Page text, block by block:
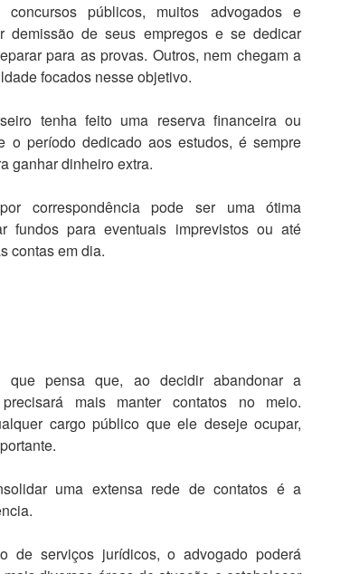
públicos, muitos advogados e
demissão de seus empregos e se dedicar
para as provas. Outros, nem chegam a
focados nesse objetivo.
tenha feito uma reserva financeira ou
o período dedicado aos estudos, é sempre
ganhar dinheiro extra.
correspondência pode ser uma ótima
fundos para eventuais imprevistos ou até
contas em dia.
que pensa que, ao decidir abandonar a
mais manter contatos no meio.
cargo público que ele deseje ocupar,
uma extensa rede de contatos é a
de serviços jurídicos, o advogado poderá